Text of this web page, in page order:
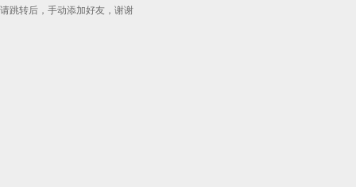
请跳转后，手动添加好友，谢谢